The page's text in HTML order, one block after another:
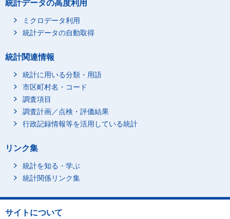
統計データの高度利用
ミクロデータ利用
統計データの自動取得
統計関連情報
統計に用いる分類・用語
市区町村名・コード
調査項目
調査計画／点検・評価結果
行政記録情報等を活用している統計
リンク集
統計を知る・学ぶ
統計関係リンク集
サイトについて